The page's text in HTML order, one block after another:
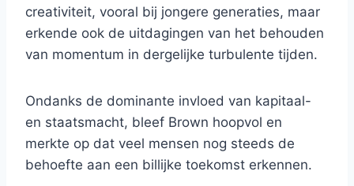
creativiteit, vooral bij jongere generaties, maar
erkende ook de uitdagingen van het behouden
van momentum in dergelijke turbulente tijden.
Ondanks de dominante invloed van kapitaal-
en staatsmacht, bleef Brown hoopvol en
merkte op dat veel mensen nog steeds de
behoefte aan een billijke toekomst erkennen.